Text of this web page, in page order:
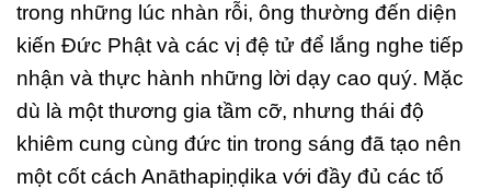
trong những lúc nhàn rỗi, ông thường đến diện
kiến Đức Phật và các vị đệ tử để lắng nghe tiếp
nhận và thực hành những lời dạy cao quý. Mặc
dù là một thương gia tầm cỡ, nhưng thái độ
khiêm cung cùng đức tin trong sáng đã tạo nên
một cốt cách Anāthapiṇḍika với đầy đủ các tố